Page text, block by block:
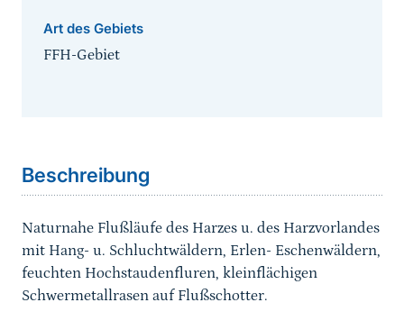
Art des Gebiets
FFH-Gebiet
Beschreibung
Naturnahe Flußläufe des Harzes u. des Harzvorlandes
mit Hang- u. Schluchtwäldern, Erlen- Eschenwäldern,
feuchten Hochstaudenfluren, kleinflächigen
Schwermetallrasen auf Flußschotter.